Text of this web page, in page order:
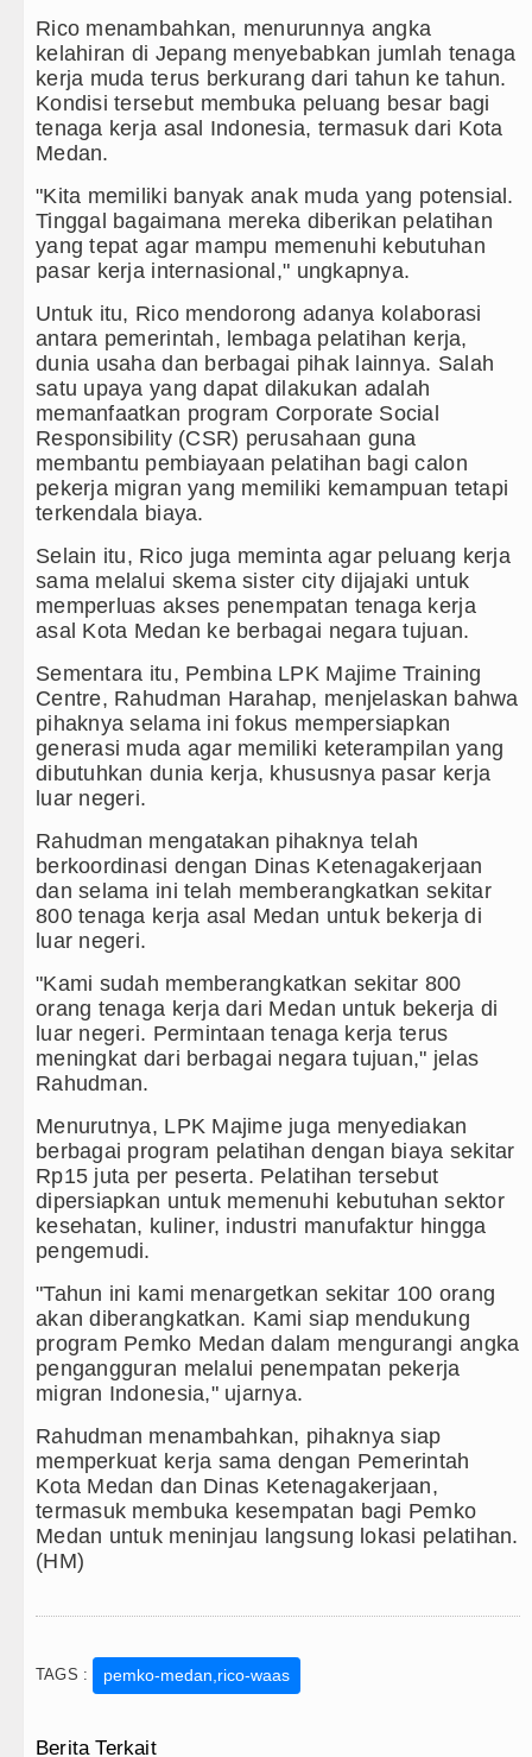
Rico menambahkan, menurunnya angka
kelahiran di Jepang menyebabkan jumlah tenaga
kerja muda terus berkurang dari tahun ke tahun.
Kondisi tersebut membuka peluang besar bagi
tenaga kerja asal Indonesia, termasuk dari Kota
Medan.
"Kita memiliki banyak anak muda yang potensial.
Tinggal bagaimana mereka diberikan pelatihan
yang tepat agar mampu memenuhi kebutuhan
pasar kerja internasional," ungkapnya.
Untuk itu, Rico mendorong adanya kolaborasi
antara pemerintah, lembaga pelatihan kerja,
dunia usaha dan berbagai pihak lainnya. Salah
satu upaya yang dapat dilakukan adalah
memanfaatkan program Corporate Social
Responsibility (CSR) perusahaan guna
membantu pembiayaan pelatihan bagi calon
pekerja migran yang memiliki kemampuan tetapi
terkendala biaya.
Selain itu, Rico juga meminta agar peluang kerja
sama melalui skema sister city dijajaki untuk
memperluas akses penempatan tenaga kerja
asal Kota Medan ke berbagai negara tujuan.
Sementara itu, Pembina LPK Majime Training
Centre, Rahudman Harahap, menjelaskan bahwa
pihaknya selama ini fokus mempersiapkan
generasi muda agar memiliki keterampilan yang
dibutuhkan dunia kerja, khususnya pasar kerja
luar negeri.
Rahudman mengatakan pihaknya telah
berkoordinasi dengan Dinas Ketenagakerjaan
dan selama ini telah memberangkatkan sekitar
800 tenaga kerja asal Medan untuk bekerja di
luar negeri.
"Kami sudah memberangkatkan sekitar 800
orang tenaga kerja dari Medan untuk bekerja di
luar negeri. Permintaan tenaga kerja terus
meningkat dari berbagai negara tujuan," jelas
Rahudman.
Menurutnya, LPK Majime juga menyediakan
berbagai program pelatihan dengan biaya sekitar
Rp15 juta per peserta. Pelatihan tersebut
dipersiapkan untuk memenuhi kebutuhan sektor
kesehatan, kuliner, industri manufaktur hingga
pengemudi.
"Tahun ini kami menargetkan sekitar 100 orang
akan diberangkatkan. Kami siap mendukung
program Pemko Medan dalam mengurangi angka
pengangguran melalui penempatan pekerja
migran Indonesia," ujarnya.
Rahudman menambahkan, pihaknya siap
memperkuat kerja sama dengan Pemerintah
Kota Medan dan Dinas Ketenagakerjaan,
termasuk membuka kesempatan bagi Pemko
Medan untuk meninjau langsung lokasi pelatihan.
(HM)
TAGS : pemko-medan,rico-waas
Berita Terkait